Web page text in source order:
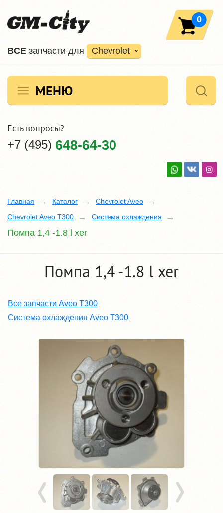
ВCE запчасти для Chevrolet
0
МЕНЮ
Есть вопросы?
+7 (495) 648-64-30
Главная Каталог
Chevrolet Aveo
Chevrolet Aveo T300
Система охлаждения
Помпа 1,4 -1.8 l xer
Помпа 1,4 -1.8 l xer
Все запчасти Aveo T300
Система охлаждения Aveo T300